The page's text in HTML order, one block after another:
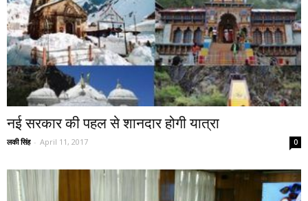
नई सरकार की पहल से शानदार होगी यात्रा
लकी सिंह - April 11, 2017 0